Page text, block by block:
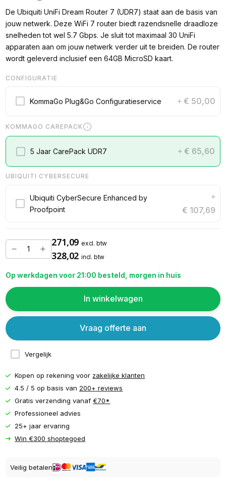
De Ubiquiti UniFi Dream Router 7 (UDR7) staat aan de basis van
jouw netwerk. Deze WiFi 7 router biedt razendsnelle draadloze
snelheden tot wel 5.7 Gbps. Je sluit tot maximaal 30 UniFi
apparaten aan om jouw netwerk verder uit te breiden. De router
wordt geleverd inclusief een 64GB MicroSD kaart.
CONFIGURATIE
KommaGo Plug&Go Configuratieservice + € 50,00
KOMMAGO CAREPACK
5 Jaar CarePack UDR7 + € 65,60
UBIQUITI CYBERSECURE
Ubiquiti CyberSecure Enhanced by
Proofpoint
+
€ 107,69
271,09 excl. btw
328,02 incl. btw
Op werkdagen voor 21:00 besteld, morgen in huis
In winkelwagen
Vergelijk
Vraag offerte aan
Kopen op rekening voor zakelijke klanten
4.5 / 5 op basis van 200+ reviews
Gratis verzending vanaf€70*
Professioneel advies
25+ jaar ervaring
Win €300 shoptegoed
Veilig betalen